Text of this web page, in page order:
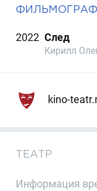
2022 След
Кирилл
kino-
ТЕАТР
Информация